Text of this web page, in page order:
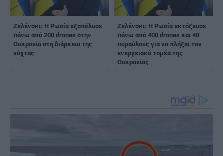
Ζελένσκι: Η Ρωσία εξαπέλυσε
πάνω από 200 drones στην
Ουκρανία στη διάρκεια της
νύχτας
Ζελένσκι: Η Ρωσία εκτόξευσε
πάνω από 400 drones και 40
πυραύλους για να πλήξει τον
ενεργειακό τομέα της
Ουκρανίας